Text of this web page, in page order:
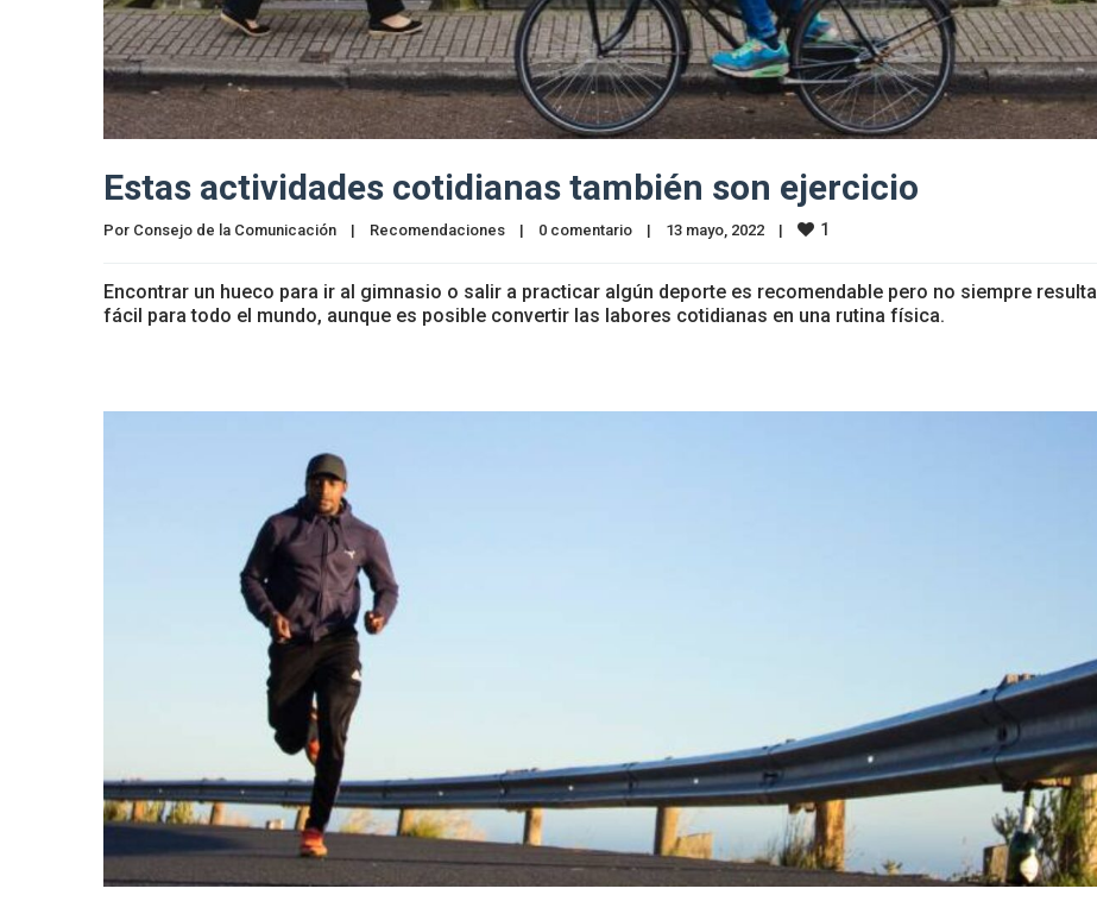
Estas actividades cotidianas también son ejercicio
Por Consejo de la Comunicación | Recomendaciones | 0 comentario | 13 mayo, 2022 | 1
Encontrar un hueco para ir al gimnasio o salir a practicar algún deporte es recomendable pero no siempre resulta
fácil para todo el mundo, aunque es posible convertir las labores cotidianas en una rutina física.